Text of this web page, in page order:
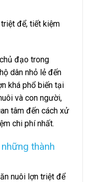
để, tiết kiệm
đạo trong
dân nhỏ lẻ đến
khá phổ biến tại
và con người,
tâm đến cách xử
chi phí nhất.
thành
nuôi lợn triệt để